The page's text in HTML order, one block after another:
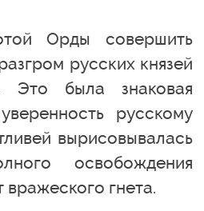
Орды совершить
русских князей
Это была знаковая
русскому
вырисовывалась
освобождения
вражеского гнета.